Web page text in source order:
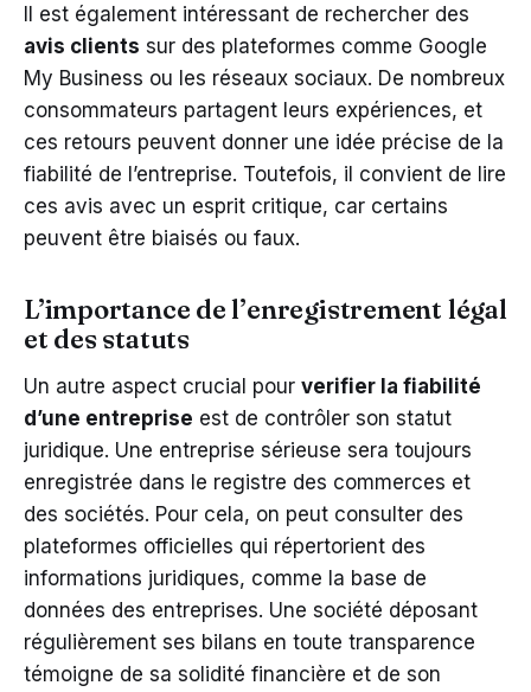
Il est également intéressant de rechercher des
avis clients sur des plateformes comme Google
My Business ou les réseaux sociaux. De nombreux
consommateurs partagent leurs expériences, et
ces retours peuvent donner une idée précise de la
fiabilité de l’entreprise. Toutefois, il convient de lire
ces avis avec un esprit critique, car certains
peuvent être biaisés ou faux.
L’importance de l’enregistrement légal
et des statuts
Un autre aspect crucial pour verifier la fiabilité
d’une entreprise est de contrôler son statut
juridique. Une entreprise sérieuse sera toujours
enregistrée dans le registre des commerces et
des sociétés. Pour cela, on peut consulter des
plateformes officielles qui répertorient des
informations juridiques, comme la base de
données des entreprises. Une société déposant
régulièrement ses bilans en toute transparence
témoigne de sa solidité financière et de son